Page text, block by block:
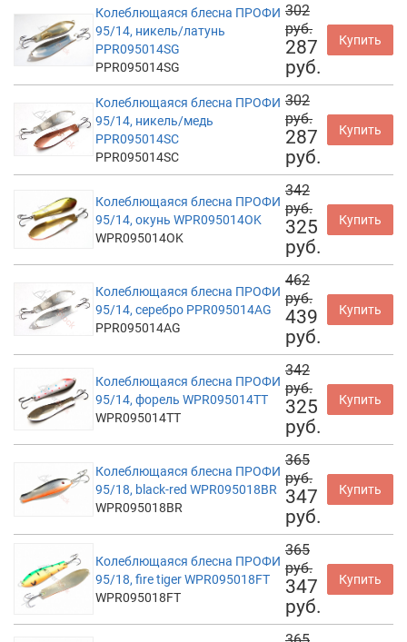
Колеблющаяся блесна ПРОФИ
95/14, никель/латунь
PPR095014SG
PPR095014SG
302
руб.
287
руб.
Купить
Колеблющаяся блесна ПРОФИ
95/14, никель/медь
PPR095014SC
PPR095014SC
302
руб.
287
руб.
Купить
Колеблющаяся блесна ПРОФИ
95/14, окунь WPR095014OK
WPR095014OK
342
руб.
325
руб.
Купить
Колеблющаяся блесна ПРОФИ
95/14, серебро PPR095014AG
PPR095014AG
462
руб.
439
руб.
Купить
Колеблющаяся блесна ПРОФИ
95/14, форель WPR095014TT
WPR095014TT
342
руб.
325
руб.
Купить
Колеблющаяся блесна ПРОФИ
95/18, black-red WPR095018BR
WPR095018BR
365
руб.
347
руб.
Купить
Колеблющаяся блесна ПРОФИ
95/18, fire tiger WPR095018FT
WPR095018FT
365
руб.
347
руб.
Купить